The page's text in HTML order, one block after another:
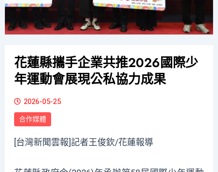
花蓮縣攜手企業共推2026國際少
年運動會展現公私協力成果
2026-05-25
合作媒體
[台灣新聞雲報]記者王俊欽/花蓮報導